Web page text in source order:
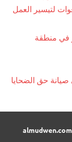
لتيسير العمل
في منطقة
حق الضحايا